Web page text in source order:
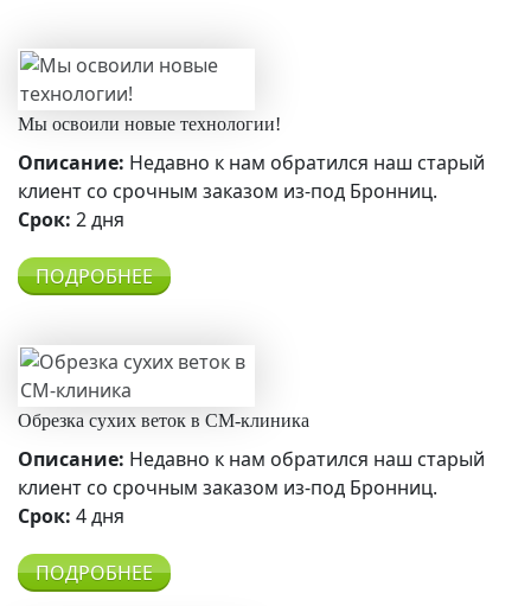
Мы освоили новые технологии!
Описание: Недавно к нам обратился наш старый
клиент со срочным заказом из-под Бронниц.
Срок: 2 дня
ПОДРОБНЕЕ
Обрезка сухих веток в СМ-клиника
Описание: Недавно к нам обратился наш старый
клиент со срочным заказом из-под Бронниц.
Срок: 4 дня
ПОДРОБНЕЕ